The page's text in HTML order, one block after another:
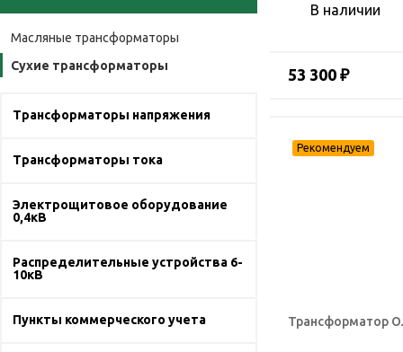
Масляные трансформаторы
Сухие трансформаторы
Трансформаторы напряжения
Трансформаторы тока
Электрощитовое оборудование
0,4кВ
Распределительные устройства 6-
10кВ
Пункты коммерческого учета
В наличии
53 300 ₽
Трансформатор